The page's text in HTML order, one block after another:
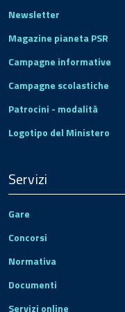
Newsletter
Magazine pianeta PSR
Campagne informative
Campagne scolastiche
Patrocini - modalità
Logotipo del Ministero
Servizi
Gare
Concorsi
Normativa
Documenti
Servizi online